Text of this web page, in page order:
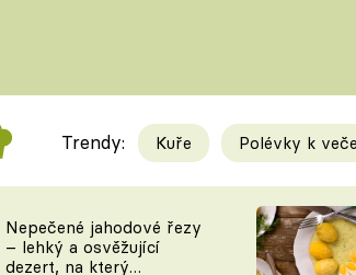
Videorecepty
TEĎ VAŘÍ ŠÉF!
KAM
Trendy: Kuře Polévky k
Nepečené jahodové řezy
– lehký a osvěžující
dezert, na který